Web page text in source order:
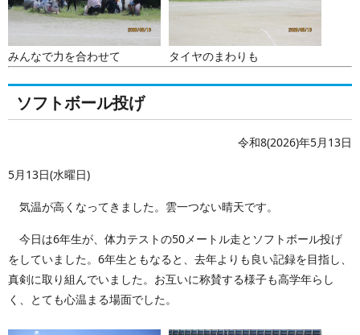
みんなで力を合わせて タイヤのまわりも
ソフトボール投げ
令和8(2026)年5月13日
5月13日(水曜日)
気温が高くなってきました。雲一つない晴天です。
今日は6年生が、体力テストの50メートル走とソフトボール投げ
をしていました。6年生ともなると、去年よりも良い記録を目指し、
真剣に取り組んでいました。お互いに称賛する様子も高学年らし
く、とても心温まる場面でした。